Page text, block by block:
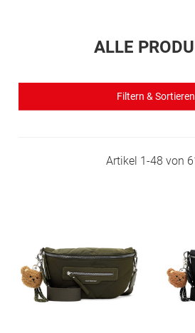
ALLE
Filtern & Sortieren
Artikel 1-48 von